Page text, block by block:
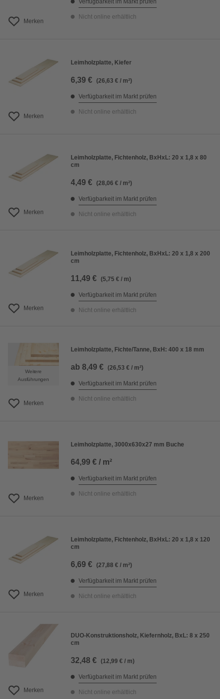
Merken
Verfügbarkeit im Markt prüfen
Nicht online erhältlich
Merken
Leimholzplatte, Kiefer
6,39 € (26,63 € / m²)
Verfügbarkeit im Markt prüfen
Nicht online erhältlich
Merken
Leimholzplatte, Fichtenholz, BxHxL: 20 x 1,8 x 80
cm
4,49 € (28,06 € / m²)
Verfügbarkeit im Markt prüfen
Nicht online erhältlich
Merken
Leimholzplatte, Fichtenholz, BxHxL: 20 x 1,8 x 200
cm
11,49 € (5,75 € / m)
Verfügbarkeit im Markt prüfen
Nicht online erhältlich
Weitere
Ausführungen
Merken
Leimholzplatte, Fichte/Tanne, BxH: 400 x 18 mm
ab 8,49 € (26,53 € / m²)
Verfügbarkeit im Markt prüfen
Nicht online erhältlich
Merken
Leimholzplatte, 3000x630x27 mm Buche
64,99 € / m²
Verfügbarkeit im Markt prüfen
Nicht online erhältlich
Merken
Leimholzplatte, Fichtenholz, BxHxL: 20 x 1,8 x 120
cm
6,69 € (27,88 € / m²)
Verfügbarkeit im Markt prüfen
Nicht online erhältlich
Merken
DUO-Konstruktionsholz, Kiefernholz, BxL: 8 x 250
cm
32,48 € (12,99 € / m)
Verfügbarkeit im Markt prüfen
Nicht online erhältlich